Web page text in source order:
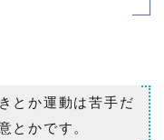
とか運動は苦手だ
とかです。